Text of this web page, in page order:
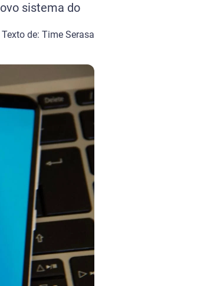
sistema do
Texto de: Time Serasa